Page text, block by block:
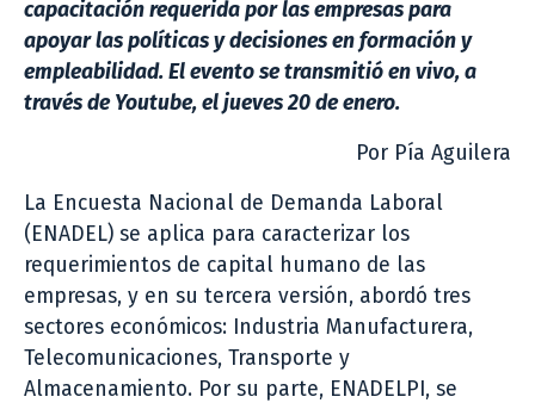
capacitación requerida por las empresas para
apoyar las políticas y decisiones en formación y
empleabilidad. El evento se transmitió en vivo, a
través de Youtube, el jueves 20 de enero.
Por Pía Aguilera
La Encuesta Nacional de Demanda Laboral
(ENADEL) se aplica para caracterizar los
requerimientos de capital humano de las
empresas, y en su tercera versión, abordó tres
sectores económicos: Industria Manufacturera,
Telecomunicaciones, Transporte y
Almacenamiento. Por su parte, ENADELPI, se